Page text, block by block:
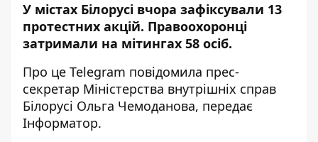
У містах Білорусі вчора зафіксували 13
протестних акцій. Правоохоронці
затримали на мітингах 58 осіб.
Про це Telegram повідомила прес-
секретар Міністерства внутрішніх справ
Білорусі Ольга Чемоданова, передає
Інформатор.